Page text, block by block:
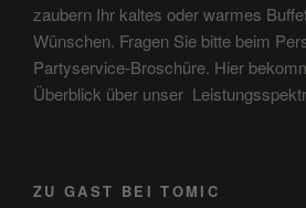
zaubern Ihr kaltes oder warmes
Wünschen. Fragen Sie bitte beim
Partyservice-Broschüre. Hier
Überblick über unser
ZU GAST BEI TOMIC